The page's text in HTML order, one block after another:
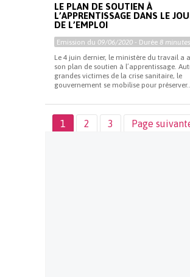
LE PLAN DE SOUTIEN À
L’APPRENTISSAGE DANS LE
DE L’EMPLOI
Emission du 09/06/2020 - Durée 8 minutes
Le 4 juin dernier, le ministère du travail a
son plan de soutien à l’apprentissage.
grandes victimes de la crise sanitaire, le
gouvernement se mobilise pour
1 2 3 Page